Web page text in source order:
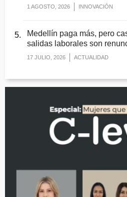
1 AGOSTO, 2026 INNOVACIÓN
Medellín paga más, pero
salidas laborales son
17 JULIO, 2026 ACTUALIDAD